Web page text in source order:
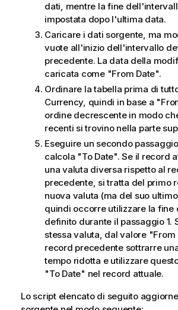
dati, mentre la fine
impostata dopo l'ultima data.
Caricare i dati sorgente, ma
vuote all'inizio dell'intervallo
precedente. La data della
caricata come "From Date".
Ordinare la tabella prima di
Currency, quindi in base a "
ordine decrescente in modo
recenti si trovino nella parte
Eseguire un secondo
calcola "To Date". Se il record
una valuta diversa rispetto al
precedente, si tratta del primo
nuova valuta (ma del suo
quindi occorre utilizzare la fine
definito durante il passaggio 1.
stessa valuta, dal valore "From
record precedente sottrarre
tempo ridotta e utilizzare
"To Date" nel record attuale.
Lo script elencato di seguito